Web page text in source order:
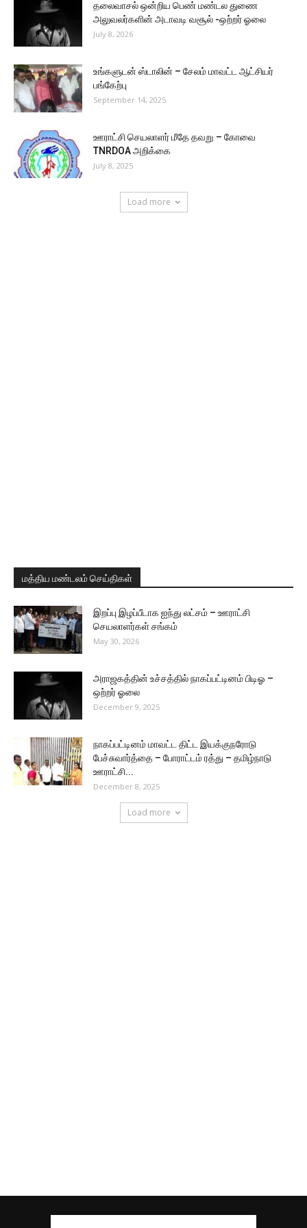
தலைவாசல் ஒன்றிய பெண் மண்டல துணை
அலுவலர்களின் அடாவடி வசூல் -ஒற்றர் ஓலை
July 8, 2026
உங்களுடன் ஸ்டாலின் – சேலம் மாவட்ட ஆட்சியர்
பங்கேற்பு
September 14, 2025
ஊராட்சி செயலாளர் மீதே தவறு – கோவை
TNRDOA அறிக்கை
July 8, 2025
Load more
மத்திய மண்டலம் செய்திகள்
இறப்பு இழப்பீடாக ஐந்து லட்சம் – ஊராட்சி
செயலாளர்கள் சங்கம்
May 30, 2026
அராஜகத்தின் உச்சத்தில் நாகப்பட்டினம் பிடிஓ –
ஒற்றர் ஓலை
December 9, 2025
நாகப்பட்டினம் மாவட்ட திட்ட இயக்குநரோடு
பேச்சுவார்த்தை – போராட்டம் ரத்து – தமிழ்நாடு
ஊராட்சி...
December 8, 2025
Load more